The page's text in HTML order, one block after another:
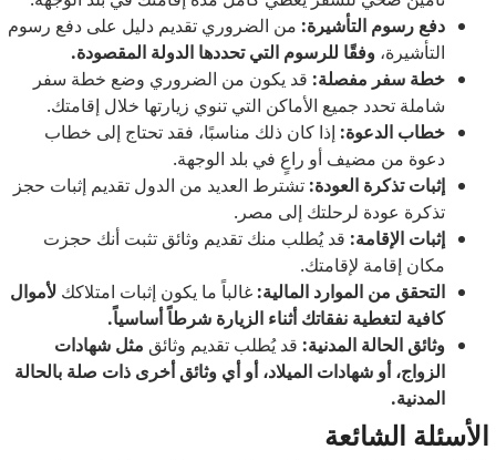
دفع رسوم التأشيرة: من الضروري تقديم دليل على دفع رسوم
التأشيرة، وفقًا للرسوم التي تحددها الدولة المقصودة.
خطة سفر مفصلة: قد يكون من الضروري وضع خطة سفر
شاملة تحدد جميع الأماكن التي تنوي زيارتها خلال إقامتك.
خطاب الدعوة: إذا كان ذلك مناسبًا، فقد تحتاج إلى خطاب
دعوة من مضيف أو راعٍ في بلد الوجهة.
إثبات تذكرة العودة: تشترط العديد من الدول تقديم إثبات حجز
تذكرة عودة لرحلتك إلى مصر.
إثبات الإقامة: قد يُطلب منك تقديم وثائق تثبت أنك حجزت
مكان إقامة لإقامتك.
التحقق من الموارد المالية: غالباً ما يكون إثبات امتلاكك لأموال
كافية لتغطية نفقاتك أثناء الزيارة شرطاً أساسياً.
وثائق الحالة المدنية: قد يُطلب تقديم وثائق مثل شهادات
الزواج، أو شهادات الميلاد، أو أي وثائق أخرى ذات صلة بالحالة
المدنية.
الأسئلة الشائعة